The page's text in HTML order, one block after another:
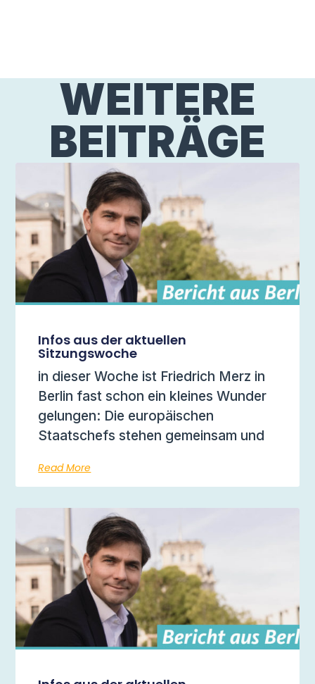
WEITERE
BEITRÄGE
Infos aus der aktuellen
Sitzungswoche
in dieser Woche ist Friedrich Merz in
Berlin fast schon ein kleines Wunder
gelungen: Die europäischen
Staatschefs stehen gemeinsam und
Read More